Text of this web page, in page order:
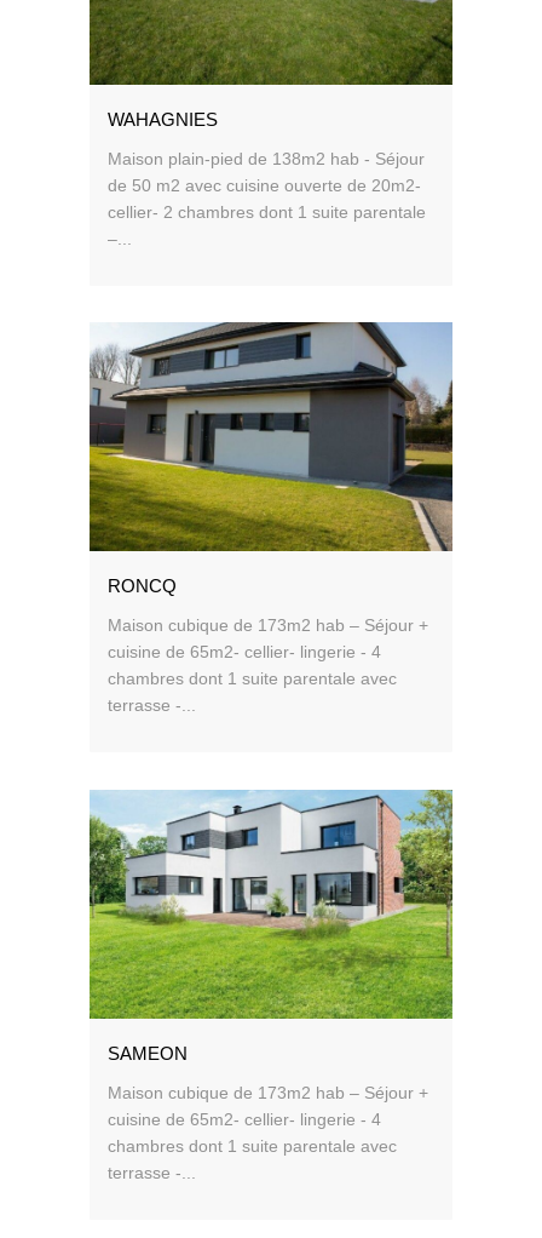
WAHAGNIES
Maison plain-pied de 138m2 hab - Séjour
de 50 m2 avec cuisine ouverte de 20m2-
cellier- 2 chambres dont 1 suite parentale
–...
RONCQ
Maison cubique de 173m2 hab – Séjour +
cuisine de 65m2- cellier- lingerie - 4
chambres dont 1 suite parentale avec
terrasse -...
SAMEON
Maison cubique de 173m2 hab – Séjour +
cuisine de 65m2- cellier- lingerie - 4
chambres dont 1 suite parentale avec
terrasse -...